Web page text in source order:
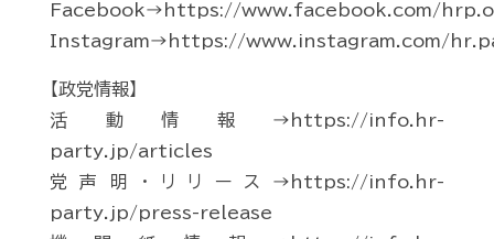
Facebook→https://www.facebook.com/
Instagram→https://www.instagram.com/
【政党情報】
活動情報→https://info.hr-
party.jp/articles
党声明・リリース→https://info.hr-
party.jp/press-release